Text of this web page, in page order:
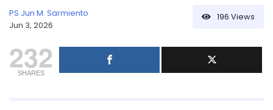
PS Jun M. Sarmiento
Jun 3, 2026
196 Views
232
SHARES